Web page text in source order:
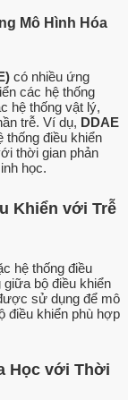
Mô Hình Hóa
có nhiều ứng
các hệ thống
hệ thống vật lý,
trễ. Ví dụ, DDAE
điều khiển
thời gian phản
học.
Khiển với Trễ
hệ thống điều
bộ điều khiển
sử dụng để mô
điều khiển phù hợp
Học với Thời